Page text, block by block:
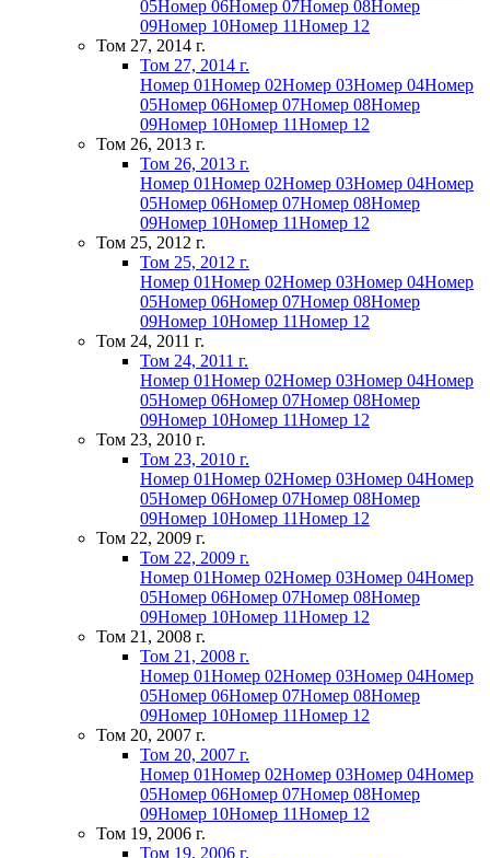
05Номер 06Номер 07Номер 08Номер
09Номер 10Номер 11Номер 12
Том 27, 2014 г.
Том 27, 2014 г.
Номер 01Номер 02Номер 03Номер 04Номер
05Номер 06Номер 07Номер 08Номер
09Номер 10Номер 11Номер 12
Том 26, 2013 г.
Том 26, 2013 г.
Номер 01Номер 02Номер 03Номер 04Номер
05Номер 06Номер 07Номер 08Номер
09Номер 10Номер 11Номер 12
Том 25, 2012 г.
Том 25, 2012 г.
Номер 01Номер 02Номер 03Номер 04Номер
05Номер 06Номер 07Номер 08Номер
09Номер 10Номер 11Номер 12
Том 24, 2011 г.
Том 24, 2011 г.
Номер 01Номер 02Номер 03Номер 04Номер
05Номер 06Номер 07Номер 08Номер
09Номер 10Номер 11Номер 12
Том 23, 2010 г.
Том 23, 2010 г.
Номер 01Номер 02Номер 03Номер 04Номер
05Номер 06Номер 07Номер 08Номер
09Номер 10Номер 11Номер 12
Том 22, 2009 г.
Том 22, 2009 г.
Номер 01Номер 02Номер 03Номер 04Номер
05Номер 06Номер 07Номер 08Номер
09Номер 10Номер 11Номер 12
Том 21, 2008 г.
Том 21, 2008 г.
Номер 01Номер 02Номер 03Номер 04Номер
05Номер 06Номер 07Номер 08Номер
09Номер 10Номер 11Номер 12
Том 20, 2007 г.
Том 20, 2007 г.
Номер 01Номер 02Номер 03Номер 04Номер
05Номер 06Номер 07Номер 08Номер
09Номер 10Номер 11Номер 12
Том 19, 2006 г.
Том 19, 2006 г.